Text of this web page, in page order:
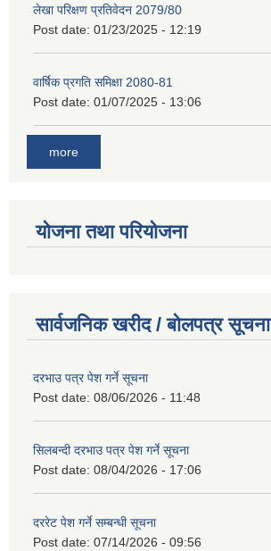
लेखा परिक्षण प्रतिवेदन 2079/80
Post date: 01/23/2025 - 12:19
वार्षिक प्रगति समिक्षा 2080-81
Post date: 01/07/2025 - 13:06
more
योजना तथा परियोजना
सार्वजनिक खरीद / बोलपत्र सूचना
दरभाउ पत्र पेश गर्ने सूचना
Post date: 08/06/2026 - 11:48
सिलबन्दी दरभाउ पत्र पेश गर्ने सूचना
Post date: 08/04/2026 - 17:06
दररेट पेश गर्ने सम्बन्धी सूचना
Post date: 07/14/2026 - 09:56